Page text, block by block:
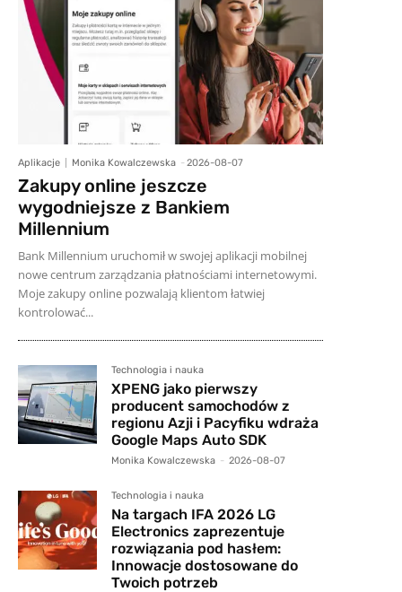
Aplikacje Monika Kowalczewska - 2026-08-07
Zakupy online jeszcze
wygodniejsze z Bankiem
Millennium
Bank Millennium uruchomił w swojej aplikacji mobilnej
nowe centrum zarządzania płatnościami internetowymi.
Moje zakupy online pozwalają klientom łatwiej
kontrolować...
Technologia i nauka
XPENG jako pierwszy
producent samochodów z
regionu Azji i Pacyfiku wdraża
Google Maps Auto SDK
Monika Kowalczewska - 2026-08-07
Technologia i nauka
Na targach IFA 2026 LG
Electronics zaprezentuje
rozwiązania pod hasłem:
Innowacje dostosowane do
Twoich potrzeb